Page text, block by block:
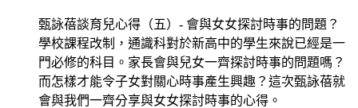
甄詠蓓談育兒心得（五）- 會與女女探討時事的問題？
學校課程改制，通識科對於新高中的學生來說已經是一
門必修的科目。家長會與兒女一齊探討時事的問題嗎？
而怎樣才能令子女對關心時事產生興趣？這次甄詠蓓就
會與我們一齊分享與女女探討時事的心得。